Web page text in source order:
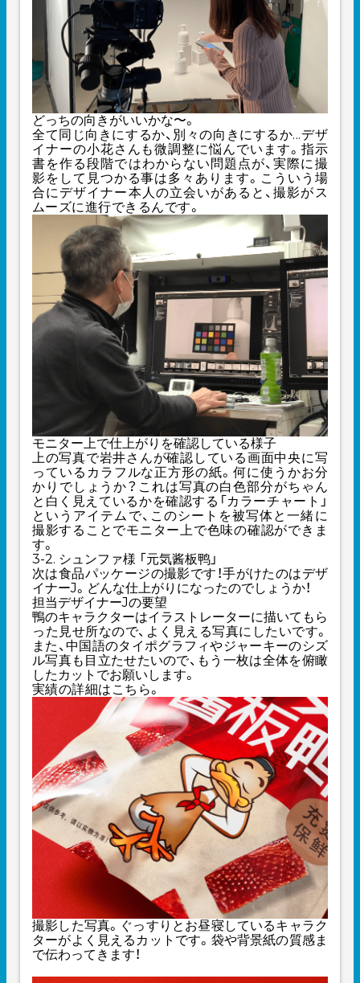
どっちの向きがいいかな〜。
全て同じ向きにするか、別々の向きにするか...デザ
イナーの小花さんも微調整に悩んでいます。指示
書を作る段階ではわからない問題点が、実際に撮
影をして見つかる事は多々あります。こういう場
合にデザイナー本人の立会いがあると、撮影がス
ムーズに進行できるんです。
モニター上で仕上がりを確認している様子
上の写真で岩井さんが確認している画面中央に写
っているカラフルな正方形の紙。何に使うかお分
かりでしょうか？これは写真の白色部分がちゃん
と白く見えているかを確認する「カラーチャート」
というアイテムで、このシートを被写体と一緒に
撮影することでモニター上で色味の確認ができま
す。
3-2. シュンファ様 「元気酱板鸭」
次は食品パッケージの撮影です！手がけたのはデザ
イナーJ。どんな仕上がりになったのでしょうか！
担当デザイナーJの要望
鴨のキャラクターはイラストレーターに描いてもら
った見せ所なので、よく見える写真にしたいです。
また、中国語のタイポグラフィやジャーキーのシズ
ル写真も目立たせたいので、もう一枚は全体を俯瞰
したカットでお願いします。
実績の詳細は こちら。
撮影した写真。ぐっすりとお昼寝しているキャラク
ターがよく見えるカットです。袋や背景紙の質感ま
で伝わってきます！